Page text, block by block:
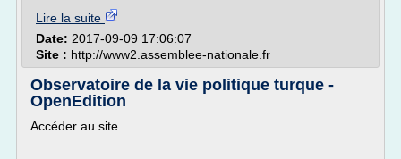
Lire la suite
Date: 2017-09-09 17:06:07
Site : http://www2.assemblee-nationale.fr
Observatoire de la vie politique turque -
OpenEdition
Accéder au site